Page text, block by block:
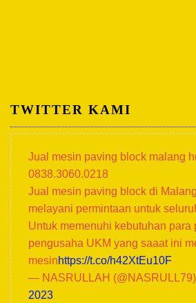
TWITTER KAMI
Jual mesin paving block malang
0838.3060.0218
Jual mesin paving block di
melayani permintaan untuk
Untuk memenuhi kebutuhan para
pengusaha UKM yang saaat ini
mesinhttps://t.co/h42XtEu10F
— NASRULLAH (@NASRULL79)
2023